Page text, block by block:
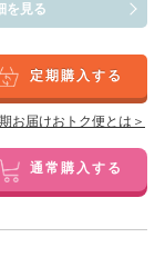
を見る
定期購入する
お届けおトク便とは＞
通常購入する